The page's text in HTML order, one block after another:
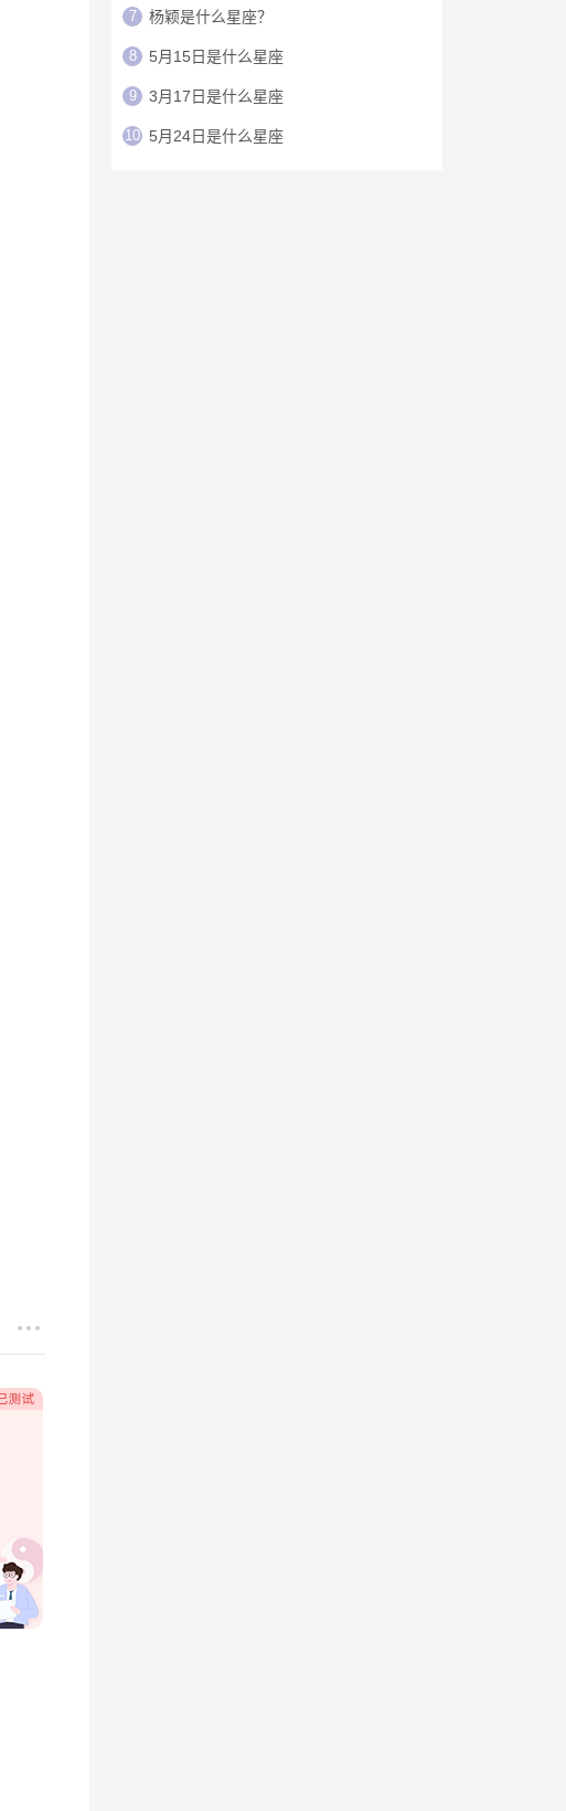
7 杨颖是什么星座？
8 5月15日是什么星座
9 3月17日是什么星座
10 5月24日是什么星座